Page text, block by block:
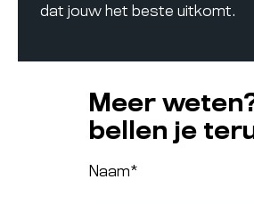
dat jouw het beste uitkomt.
Meer
bellen je
Naam*